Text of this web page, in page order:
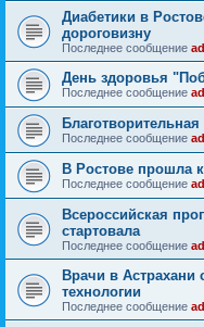
Диабетики в
дороговизну
Последнее сообщение
День здоровья
Последнее сообщение
Последнее сообщение
В Ростове прошла
Последнее сообщение
Всероссийская
стартовала
Последнее сообщение
Врачи в Астрахани
технологии
Последнее сообщение